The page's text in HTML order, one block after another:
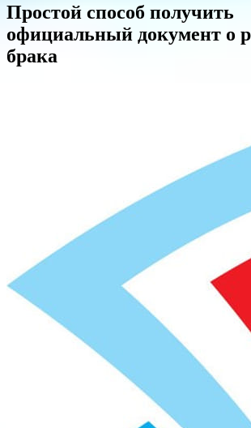
Простой способ получить
официальный документ о
брака